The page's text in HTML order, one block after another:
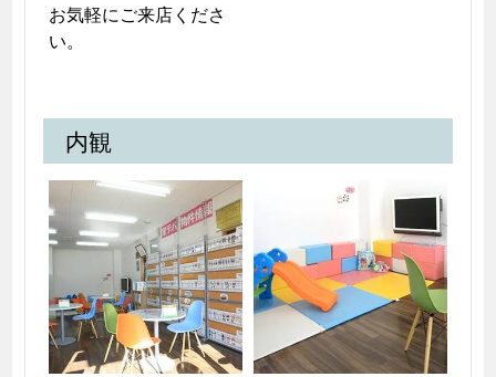
お気軽にご来店くださ
い。
内観